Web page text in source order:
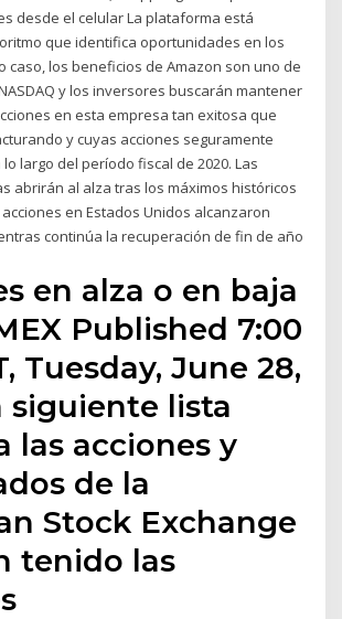
desde el celular La plataforma está
que identifica oportunidades en los
caso, los beneficios de Amazon son uno de
y los inversores buscarán mantener
en esta empresa tan exitosa que
y cuyas acciones seguramente
largo del período fiscal de 2020. Las
abrirán al alza tras los máximos históricos
en Estados Unidos alcanzaron
continúa la recuperación de fin de año
en alza o en baja
Published 7:00
Tuesday, June 28,
siguiente lista
las acciones y
de la
Stock Exchange
tenido las